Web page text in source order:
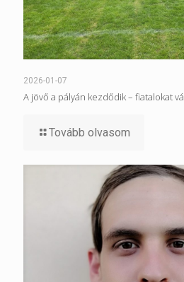
2026-01-07
A jövő a pályán kezdődik – fiatalokat
Tovább olvasom